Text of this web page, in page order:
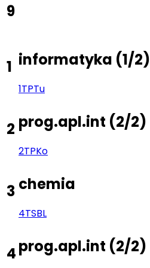
9
1 informatyka (1/2)
1TPTu
2 prog.apl.int (2/2)
2TPKo
3 chemia
4TSBL
4prog.apl.int (2/2)